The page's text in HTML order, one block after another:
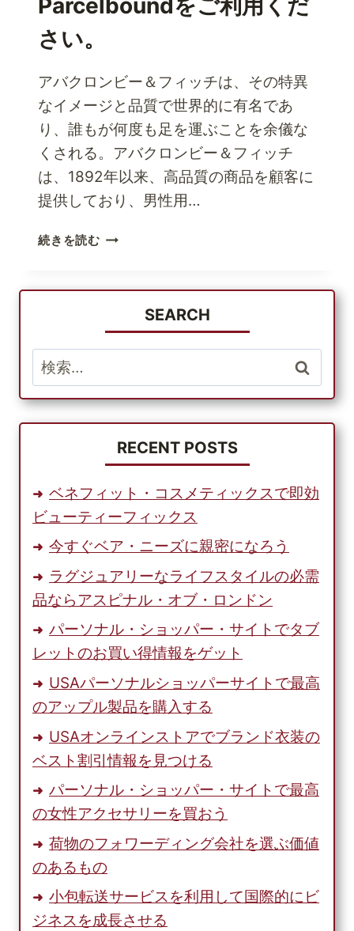
る
ー・
で
最
高
の
女
性
ア
セ
ー
買
お
Parcelboundをご利用くだ
さい。
アバクロンビー＆フィッチは、その特異
なイメージと品質で世界的に有名であ
り、誰もが何度も足を運ぶことを余儀な
くされる。アバクロンビー＆フィッチ
は、1892年以来、高品質の商品を顧客に
提供しており、男性用…
続きを読むア
ロ
ビ
ー
フ
ィ
ッ
の
品
が
欲
い
方
PARCELBOUND
を
利
用
く
だ
さ
い。
SEARCH
検
索:
RECENT POSTS
ベネフィット・コスメティックスで即効
ビューティーフィックス
今すぐベア・ニーズに親密になろう
ラグジュアリーなライフスタイルの必需
品ならアスピナル・オブ・ロンドン
パーソナル・ショッパー・サイトでタブ
レットのお買い得情報をゲット
USAパーソナルショッパーサイトで最高
のアップル製品を購入する
USAオンラインストアでブランド衣装の
ベスト割引情報を見つける
パーソナル・ショッパー・サイトで最高
の女性アクセサリーを買おう
荷物のフォワーディング会社を選ぶ価値
のあるもの
小包転送サービスを利用して国際的にビ
ジネスを成長させる